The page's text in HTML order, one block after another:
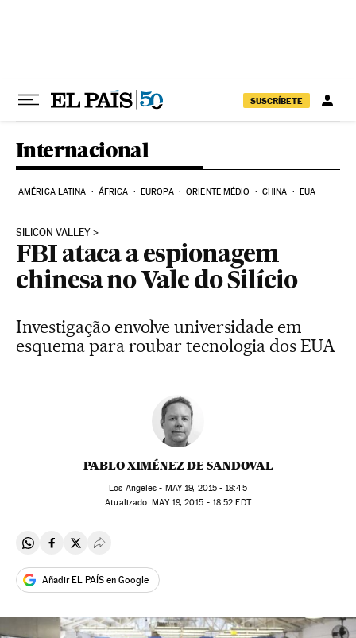
SUSCRÍBETE
Internacional
AMÉRICA LATINA ÁFRICA EUROPA ORIENTE MÉDIO CHINA EUA
SILICON VALLEY
FBI ataca a espionagem
chinesa no Vale do Silício
Investigação envolve universidade em
esquema para roubar tecnologia dos EUA
PABLO XIMÉNEZ DE SANDOVAL
Los Angeles - MAY19, 2015 - 18:45
atualizado: MAY19, 2015 - 18:52 EDT
Compartir en Whatsapp
Compartir en Facebook
Compartir en Twitter
Desplegar Redes Sociales
Añadir EL PAÍS en Google